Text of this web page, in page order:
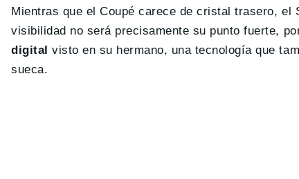
Mientras que el Coupé carece de cristal trasero, el
visibilidad no será precisamente su punto fuerte,
digitalvisto en su hermano, una tecnología que
sueca.